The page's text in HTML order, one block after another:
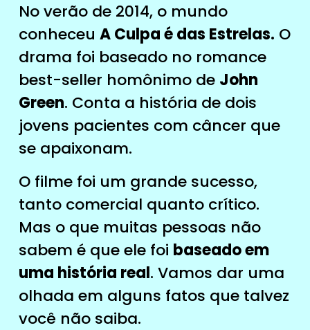
No verão de 2014, o mundo
conheceu A Culpa é das Estrelas. O
drama foi baseado no romance
best-seller homônimo de John
Green. Conta a história de dois
jovens pacientes com câncer que
se apaixonam.
O filme foi um grande sucesso,
tanto comercial quanto crítico.
Mas o que muitas pessoas não
sabem é que ele foi baseado em
uma história real. Vamos dar uma
olhada em alguns fatos que talvez
você não saiba.